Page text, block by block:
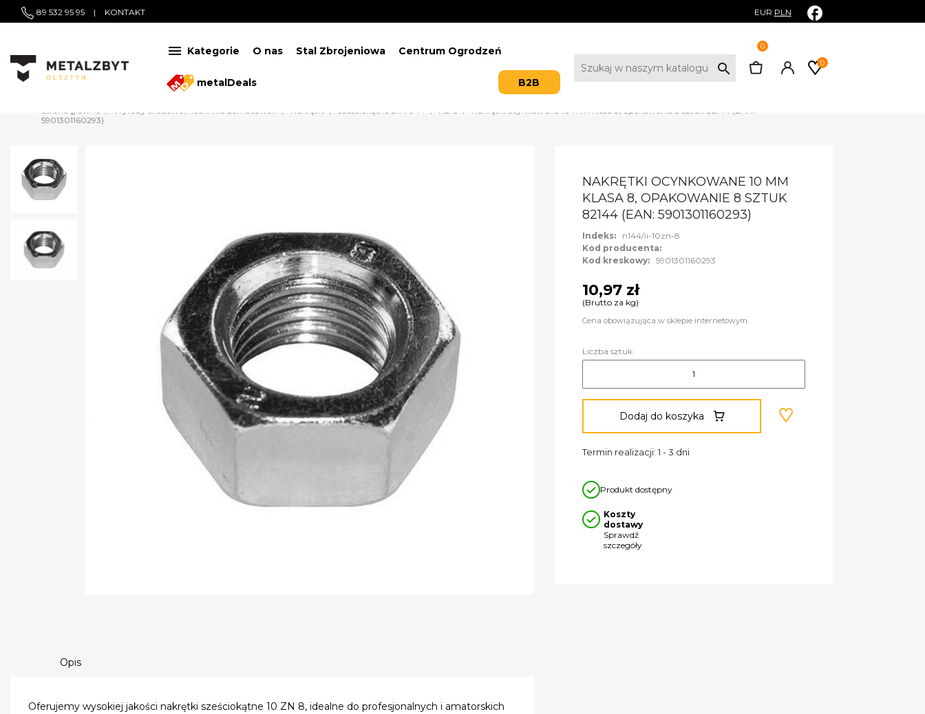
89 532 95 95 | KONTAKT EUR PLN
 Kategorie O nas Stal Zbrojeniowa Centrum Ogrodzeń
metalDeals B2B
0
0
search
5901301160293)
Opis
Oferujemy wysokiej jakości nakrętki sześciokątne 10 ZN 8, idealne do profesjonalnych i amatorskich
NAKRĘTKI OCYNKOWANE 10 MM
KLASA 8, OPAKOWANIE 8 SZTUK
82144 (EAN: 5901301160293)
Indeks:
n144/ii-10zn-8
Kod producenta:
Kod kreskowy: 5901301160293
10,97 zł
(Brutto za kg)
Cena obowiązująca w sklepie internetowym.
Liczba sztuk:
Dodaj do koszyka
Termin realizacji: 1 - 3 dni
Produkt dostępny
Koszty
dostawy
Sprawdź
szczegóły